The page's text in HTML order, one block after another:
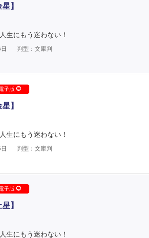
】
生にもう迷わない！
判型：文庫判
子版
】
生にもう迷わない！
判型：文庫判
子版
】
生にもう迷わない！